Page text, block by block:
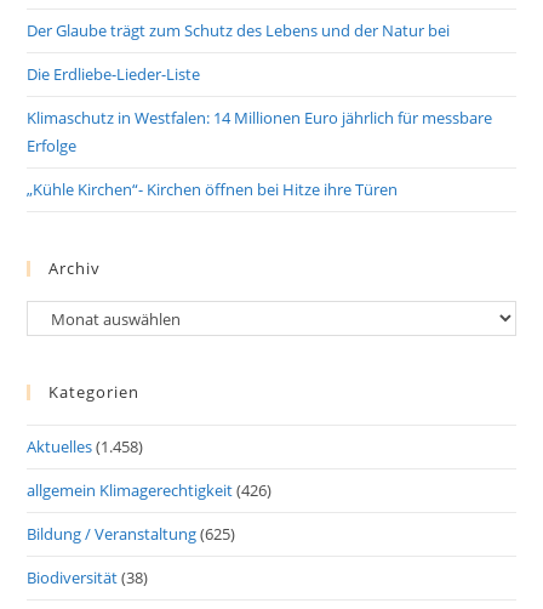
Der Glaube trägt zum Schutz des Lebens und der Natur bei
Die Erdliebe-Lieder-Liste
Klimaschutz in Westfalen: 14 Millionen Euro jährlich für messbare
Erfolge
„Kühle Kirchen“- Kirchen öffnen bei Hitze ihre Türen
Archiv
Archiv
Kategorien
Aktuelles(1.458)
allgemein Klimagerechtigkeit(426)
Bildung / Veranstaltung(625)
Biodiversität(38)